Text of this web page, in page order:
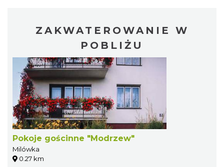
ZAKWATEROWANIE W
POBLIŻU
Pokoje gościnne "Modrzew"
Milówka
0.27 km